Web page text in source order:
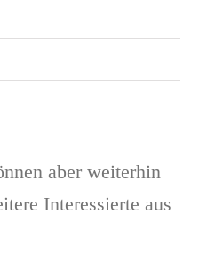
aber weiterhin
Interessierte aus